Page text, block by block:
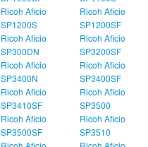
Ricoh Aficio
SP1200S
Ricoh Aficio
SP1200SF
Ricoh Aficio
SP300DN
Ricoh Aficio
SP3200SF
Ricoh Aficio
SP3400N
Ricoh Aficio
SP3400SF
Ricoh Aficio
SP3410SF
Ricoh Aficio
SP3500
Ricoh Aficio
SP3500SF
Ricoh Aficio
SP3510